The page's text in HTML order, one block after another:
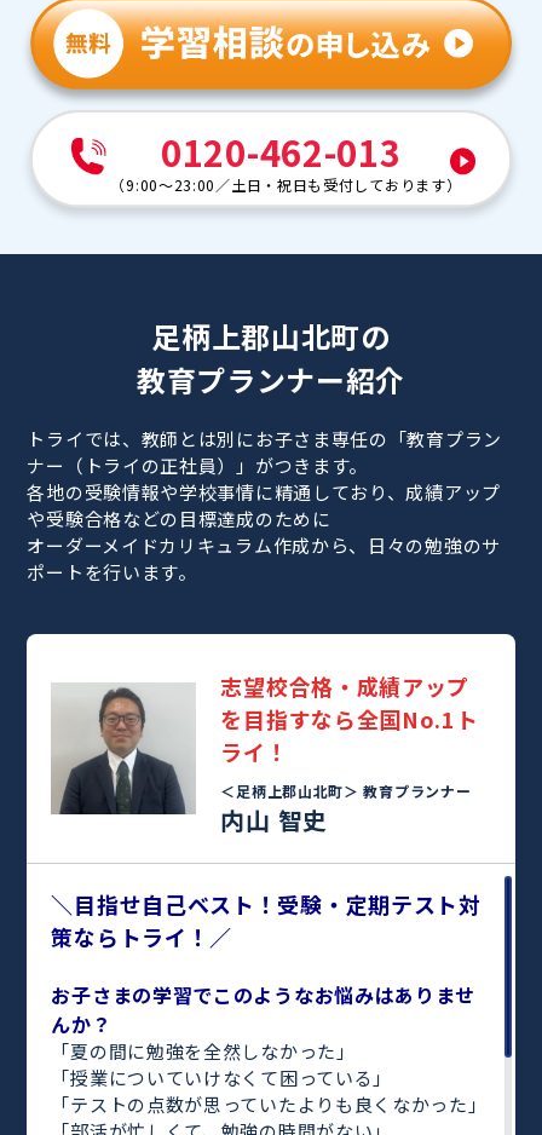
0120-462-013
（9:00～23:00 ／土日・祝日も受付しております）
足柄上郡山北町の
教育プランナー紹介
トライでは、教師とは別にお子さま専任の「教育プラン
ナー（トライの正社員）」がつきます。
各地の受験情報や学校事情に精通しており、成績アップ
や受験合格などの目標達成のために
オーダーメイドカリキュラム作成から、日々の勉強のサ
ポートを行います。
志望校合格・成績アップ
を目指すなら全国No.1ト
ライ！
＜足柄上郡山北町＞教育プランナー
内山 智史
＼目指せ自己ベスト！受験・定期テスト対
策ならトライ！／
お子さまの学習でこのようなお悩みはありませ
んか？
「夏の間に勉強を全然しなかった」
「授業についていけなくて困っている」
「テストの点数が思っていたよりも良くなかった」